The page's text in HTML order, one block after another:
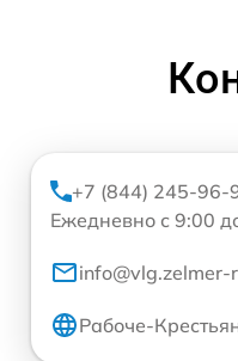
+7 (844) 245-96-
Ежедневно с 9:00
Рабоче-